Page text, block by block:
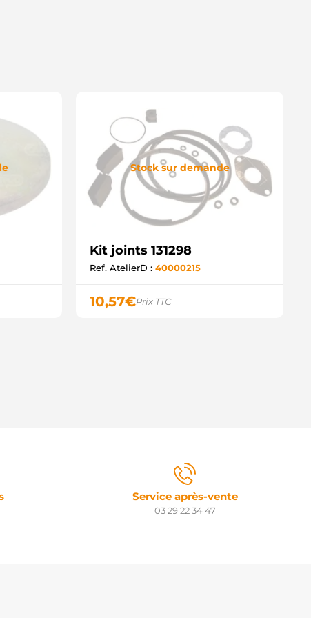
Stock sur demande
Kit joints 131298
Ref. AtelierD : 40000215
10,57€Prix TTC
Service après-vente
03 29 22 34 47